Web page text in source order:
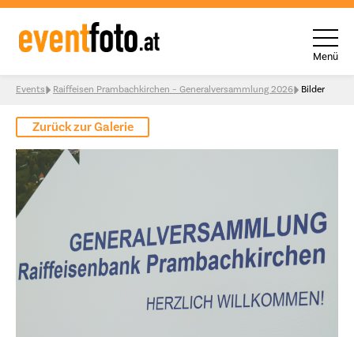
Skip to content
Menü
Events Raiffeisen Prambachkirchen – Generalversammlung 2026 Bilder
Zurück zur Galerie